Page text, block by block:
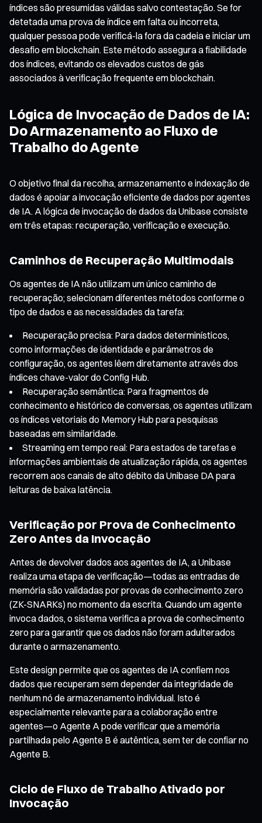
índices são presumidas válidas salvo contestação. Se for
detetada uma prova de índice em falta ou incorreta,
qualquer pessoa pode verificá-la fora da cadeia e iniciar um
desafio em blockchain. Este método assegura a fiabilidade
dos índices, evitando os elevados custos de gás
associados à verificação frequente em blockchain.
Lógica de Invocação de Dados de IA:
Do Armazenamento ao Fluxo de
Trabalho do Agente
O objetivo final da recolha, armazenamento e indexação de
dados é apoiar a invocação eficiente de dados por agentes
de IA. A lógica de invocação de dados da Unibase consiste
em três etapas: recuperação, verificação e execução.
Caminhos de Recuperação Multimodais
Os agentes de IA não utilizam um único caminho de
recuperação; selecionam diferentes métodos conforme o
tipo de dados e as necessidades da tarefa:
Recuperação precisa: Para dados determinísticos,
como informações de identidade e parâmetros de
configuração, os agentes lêem diretamente através dos
índices chave-valor do Config Hub.
Recuperação semântica: Para fragmentos de
conhecimento e histórico de conversas, os agentes utilizam
os índices vetoriais do Memory Hub para pesquisas
baseadas em similaridade.
Streaming em tempo real: Para estados de tarefas e
informações ambientais de atualização rápida, os agentes
recorrem aos canais de alto débito da Unibase DA para
leituras de baixa latência.
Verificação por Prova de Conhecimento
Zero Antes da Invocação
Antes de devolver dados aos agentes de IA, a Unibase
realiza uma etapa de verificação—todas as entradas de
memória são validadas por provas de conhecimento zero
(ZK-SNARKs) no momento da escrita. Quando um agente
invoca dados, o sistema verifica a prova de conhecimento
zero para garantir que os dados não foram adulterados
durante o armazenamento.
Este design permite que os agentes de IA confiem nos
dados que recuperam sem depender da integridade de
nenhum nó de armazenamento individual. Isto é
especialmente relevante para a colaboração entre
agentes—o Agente A pode verificar que a memória
partilhada pelo Agente B é autêntica, sem ter de confiar no
Agente B.
Ciclo de Fluxo de Trabalho Ativado por
Invocação